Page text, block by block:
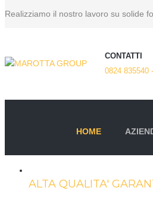
Realizziamo il nostro lavoro su solide
CONTATTI
0824 835540
HOME
ALTA QUALITA'